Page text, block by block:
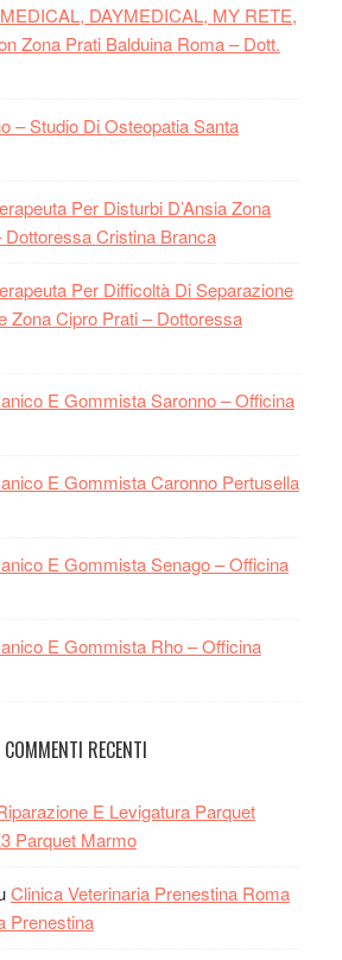
DAYMEDICAL, MY RETE,
Zona Prati Balduina Roma – Dott.
– Studio Di Osteopatia Santa
Per Disturbi D’Ansia Zona
Cristina Branca
Per Difficoltà Di Separazione
Zona Cipro Prati – Dottoressa
E Gommista Saronno – Officina
E Gommista Caronno Pertusella
E Gommista Senago – Officina
E Gommista Rho – Officina
COMMENTI RECENTI
E Levigatura Parquet
Parquet Marmo
Clinica Veterinaria Prenestina Roma
Prenestina